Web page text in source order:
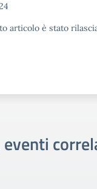
articolo è stato